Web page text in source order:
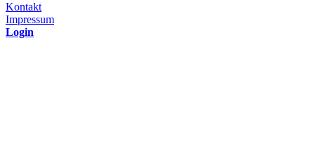
Kontakt
Impressum
Login